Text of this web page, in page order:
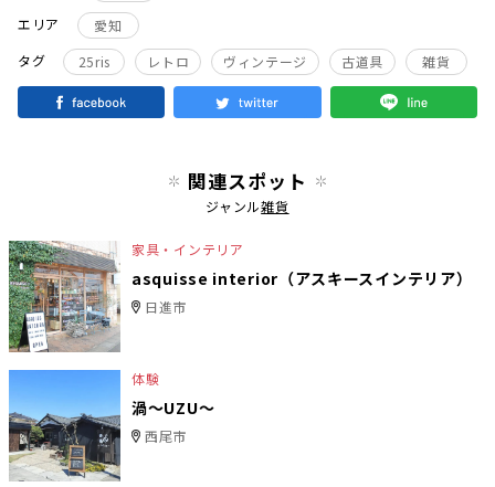
エリア
愛知
タグ
25ris レトロ ヴィンテージ 古道具 雑貨
関連スポット
ジャンル雑貨
家具・インテリア
asquisse interior（アスキースインテリア）
日進市
体験
渦〜UZU〜
西尾市